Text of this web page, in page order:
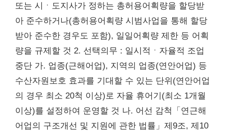
또는 시ㆍ도지사가 정하는 총허용어획량을 할당받
아 준수하거나(총허용어획량 시범사업을 통해 할당
받아 준수한 경우도 포함), 일일어획량 제한 등 어획
량을 규제할 것 2. 선택의무 : 일시적ㆍ자율적 조업
중단 가. 업종(근해어업), 지역의 업종(연안어업) 등
수산자원보호 효과를 기대할 수 있는 단위(연안어업
의 경우 최소 20척 이상)로 자율 휴어기(최소 1개월
이상)를 설정하여 운영할 것 나. 어선 감척「연근해
어업의 구조개선 및 지원에 관한 법률」제9조, 제10